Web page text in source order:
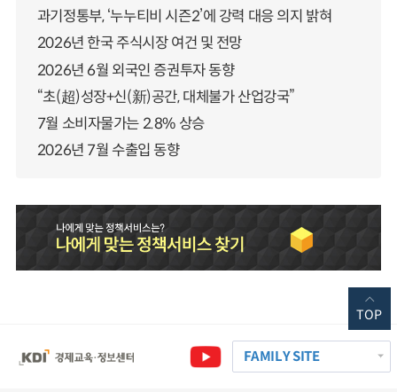
과기정통부, ‘누누티비 시즌2’에 강력 대응 의지 밝혀
2026년 한국 주식시장 여건 및 전망
2026년 6월 외국인 증권투자 동향
“초(超)성장+신(新)공간, 대체불가 산업강국”
7월 소비자물가는 2.8% 상승
2026년 7월 수출입 동향
FAMILY SITE
TOP